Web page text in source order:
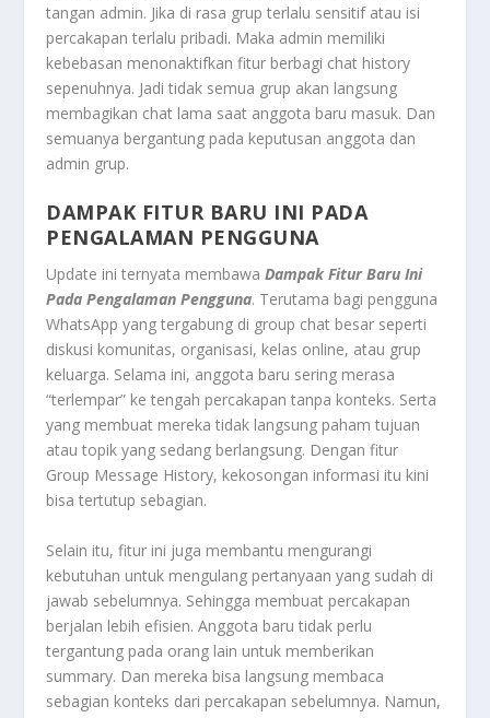
tangan admin. Jika di rasa grup terlalu sensitif atau isi
percakapan terlalu pribadi. Maka admin memiliki
kebebasan menonaktifkan fitur berbagi chat history
sepenuhnya. Jadi tidak semua grup akan langsung
membagikan chat lama saat anggota baru masuk. Dan
semuanya bergantung pada keputusan anggota dan
admin grup.
DAMPAK FITUR BARU INI PADA
PENGALAMAN PENGGUNA
Update ini ternyata membawaDampak Fitur Baru Ini
Pada Pengalaman Pengguna. Terutama bagi pengguna
WhatsApp yang tergabung di group chat besar seperti
diskusi komunitas, organisasi, kelas online, atau grup
keluarga. Selama ini, anggota baru sering merasa
“terlempar” ke tengah percakapan tanpa konteks. Serta
yang membuat mereka tidak langsung paham tujuan
atau topik yang sedang berlangsung. Dengan fitur
Group Message History, kekosongan informasi itu kini
bisa tertutup sebagian.
Selain itu, fitur ini juga membantu mengurangi
kebutuhan untuk mengulang pertanyaan yang sudah di
jawab sebelumnya. Sehingga membuat percakapan
berjalan lebih efisien. Anggota baru tidak perlu
tergantung pada orang lain untuk memberikan
summary. Dan mereka bisa langsung membaca
sebagian konteks dari percakapan sebelumnya. Namun,